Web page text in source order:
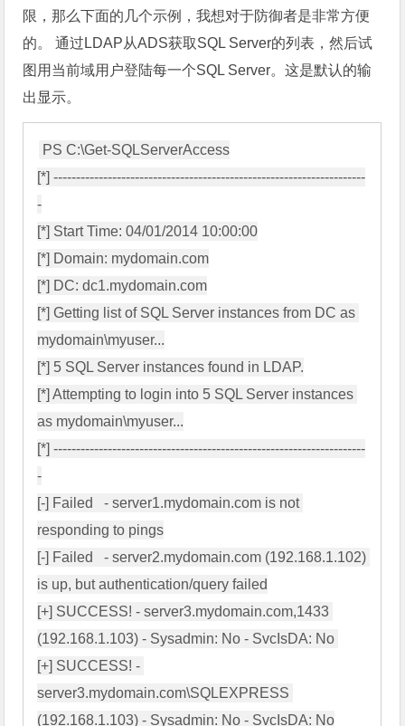
限，那么下面的几个示例，我想对于防御者是非常方便
的。 通过LDAP从ADS获取SQL Server的列表，然后试
图用当前域用户登陆每一个SQL Server。这是默认的输
出显示。
PS C:\Get-SQLServerAccess
[*] ---------------------------------------------------------------------
-
[*] Start Time: 04/01/2014 10:00:00
[*] Domain: mydomain.com
[*] DC: dc1.mydomain.com
[*] Getting list of SQL Server instances from DC as
mydomain\myuser...
[*] 5 SQL Server instances found in LDAP.
[*] Attempting to login into 5 SQL Server instances
as mydomain\myuser...
[*] ---------------------------------------------------------------------
-
[-] Failed   - server1.mydomain.com is not
responding to pings
[-] Failed   - server2.mydomain.com (192.168.1.102)
is up, but authentication/query failed
[+] SUCCESS! - server3.mydomain.com,1433
(192.168.1.103) - Sysadmin: No - SvcIsDA: No
[+] SUCCESS! -
server3.mydomain.com\SQLEXPRESS
(192.168.1.103) - Sysadmin: No - SvcIsDA: No